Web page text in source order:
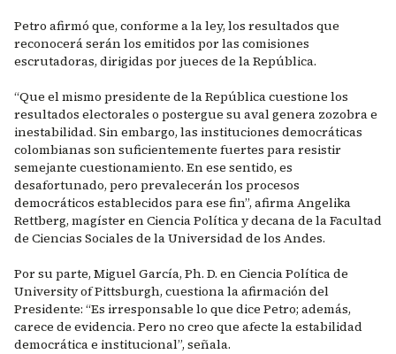
Petro afirmó que, conforme a la ley, los resultados que
reconocerá serán los emitidos por las comisiones
escrutadoras, dirigidas por jueces de la República.
“Que el mismo presidente de la República cuestione los
resultados electorales o postergue su aval genera zozobra e
inestabilidad. Sin embargo, las instituciones democráticas
colombianas son suficientemente fuertes para resistir
semejante cuestionamiento. En ese sentido, es
desafortunado, pero prevalecerán los procesos
democráticos establecidos para ese fin”, afirma Angelika
Rettberg, magíster en Ciencia Política y decana de la Facultad
de Ciencias Sociales de la Universidad de los Andes.
Por su parte, Miguel García, Ph. D. en Ciencia Política de
University of Pittsburgh, cuestiona la afirmación del
Presidente: “Es irresponsable lo que dice Petro; además,
carece de evidencia. Pero no creo que afecte la estabilidad
democrática e institucional”, señala.